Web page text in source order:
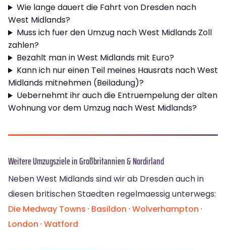
Wie lange dauert die Fahrt von Dresden nach
West Midlands?
Muss ich fuer den Umzug nach West Midlands Zoll
zahlen?
Bezahlt man in West Midlands mit Euro?
Kann ich nur einen Teil meines Hausrats nach West
Midlands mitnehmen (Beiladung)?
Uebernehmt ihr auch die Entruempelung der alten
Wohnung vor dem Umzug nach West Midlands?
Weitere Umzugsziele in Großbritannien & Nordirland
Neben West Midlands sind wir ab Dresden auch in
diesen britischen Staedten regelmaessig unterwegs:
Die Medway Towns · Basildon · Wolverhampton ·
London · Watford